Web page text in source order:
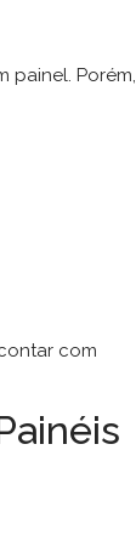
painel. Porém,
com